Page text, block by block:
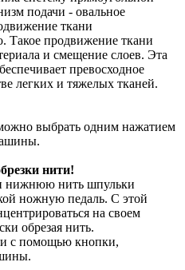
подачи - овальное
ткани
Такое продвижение ткани
и смещение слоев. Эта
превосходное
легких и тяжелых тканей.
выбрать одним нажатием
нити!
нижнюю нить шпульки
ножную педаль. С этой
на своем
обрезая нить.
с помощью кнопки,